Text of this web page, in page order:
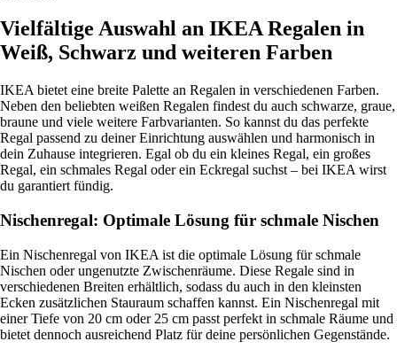
Vielfältige Auswahl an IKEA Regalen in
Weiß, Schwarz und weiteren Farben
IKEA bietet eine breite Palette an Regalen in verschiedenen Farben.
Neben den beliebten weißen Regalen findest du auch schwarze, graue,
braune und viele weitere Farbvarianten. So kannst du das perfekte
Regal passend zu deiner Einrichtung auswählen und harmonisch in
dein Zuhause integrieren. Egal ob du ein kleines Regal, ein großes
Regal, ein schmales Regal oder ein Eckregal suchst – bei IKEA wirst
du garantiert fündig.
Nischenregal: Optimale Lösung für schmale Nischen
Ein Nischenregal von IKEA ist die optimale Lösung für schmale
Nischen oder ungenutzte Zwischenräume. Diese Regale sind in
verschiedenen Breiten erhältlich, sodass du auch in den kleinsten
Ecken zusätzlichen Stauraum schaffen kannst. Ein Nischenregal mit
einer Tiefe von 20 cm oder 25 cm passt perfekt in schmale Räume und
bietet dennoch ausreichend Platz für deine persönlichen Gegenstände.